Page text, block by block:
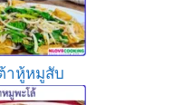
าหู้หมูสับ